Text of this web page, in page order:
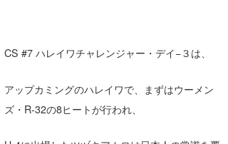
CS #7 ハレイワチャレンジャー・デイ−３は、
アップカミングのハレイワで、まずはウーメン
ズ・R-32の8ヒートが行われ、
Yasunari Inoue
Colors MAGAZINE
福島寿実子
波伝説スタッフ